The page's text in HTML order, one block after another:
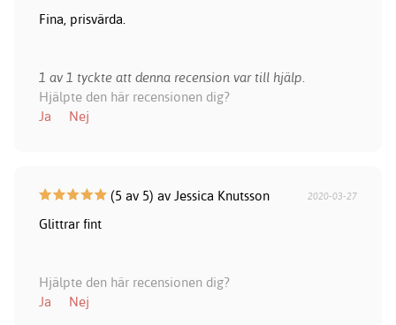
Fina, prisvärda.
1 av 1 tyckte att denna recension var till hjälp.
Hjälpte den här recensionen dig?
Ja
Nej
(5 av 5) av Jessica Knutsson 2020-03-27
Glittrar fint
Hjälpte den här recensionen dig?
Ja
Nej